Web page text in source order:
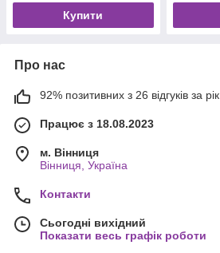
Купити
Про нас
92% позитивних з 26 відгуків за рік
Працює з 18.08.2023
м. Вінниця
Вінниця, Україна
Контакти
Сьогодні вихідний
Показати весь графік роботи